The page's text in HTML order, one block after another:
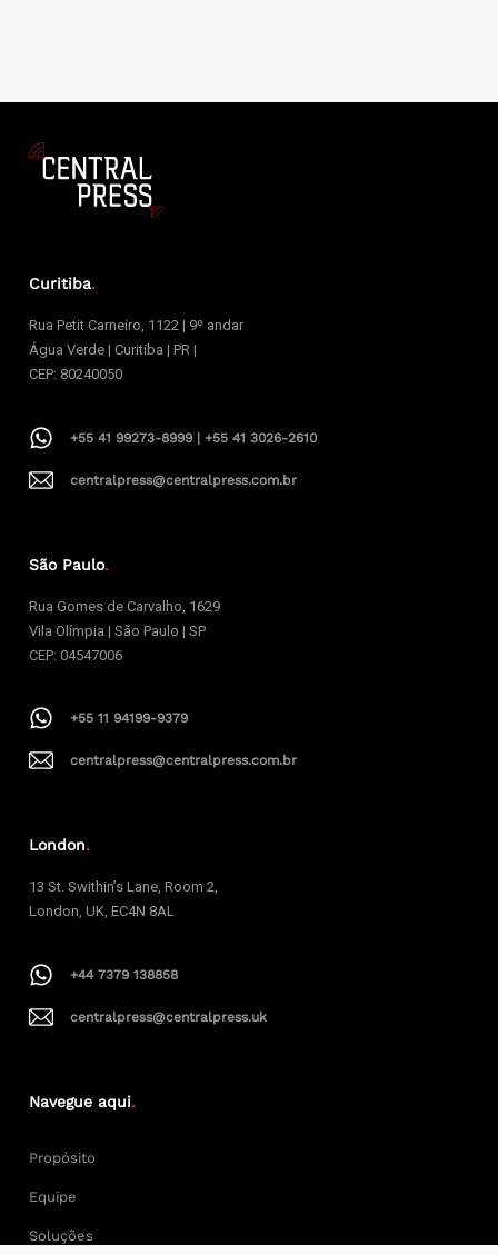
Curitiba.
Rua Petit Carneiro, 1122 | 9º andar
Água Verde | Curitiba | PR |
CEP: 80240050
+55 41 99273-8999 | +55 41 3026-2610
centralpress@centralpress.com.br
São Paulo.
Rua Gomes de Carvalho, 1629
Vila Olímpia | São Paulo | SP
CEP: 04547006
+55 11 94199-9379
centralpress@centralpress.com.br
London.
13 St. Swithin’s Lane, Room 2,
London, UK, EC4N 8AL
+44 7379 138858
centralpress@centralpress.uk
Navegue aqui.
Propósito
Equipe
Soluções